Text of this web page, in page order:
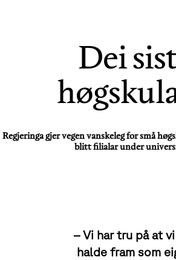
Dei
Regjeringa gjer vegen vanskeleg for små
blitt filialar under
– Vi har tru på at
halde fram som